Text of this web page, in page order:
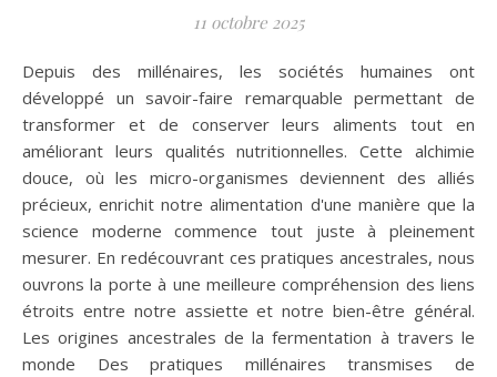
11 octobre 2025
Depuis des millénaires, les sociétés humaines ont
développé un savoir-faire remarquable permettant de
transformer et de conserver leurs aliments tout en
améliorant leurs qualités nutritionnelles. Cette alchimie
douce, où les micro-organismes deviennent des alliés
précieux, enrichit notre alimentation d'une manière que la
science moderne commence tout juste à pleinement
mesurer. En redécouvrant ces pratiques ancestrales, nous
ouvrons la porte à une meilleure compréhension des liens
étroits entre notre assiette et notre bien-être général.
Les origines ancestrales de la fermentation à travers le
monde Des pratiques millénaires transmises de